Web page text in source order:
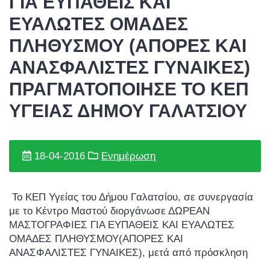
ΕΥΑΛΩΤΕΣ ΟΜΑΔΕΣ
ΠΛΗΘΥΣΜΟΥ (ΑΠΟΡΕΣ ΚΑΙ
ΑΝΑΣΦΑΛΙΣΤΕΣ ΓΥΝΑΙΚΕΣ)
ΠΡΑΓΜΑΤΟΠΟΙΗΣΕ ΤΟ ΚΕΠ
ΥΓΕΙΑΣ ΔΗΜΟΥ ΓΑΛΑΤΣΙΟΥ
18-04-2016 Ενημέρωση
Το ΚΕΠ Υγείας του Δήμου Γαλατσίου, σε συνεργασία
με το Κέντρο Μαστού διοργάνωσε ΔΩΡΕΑΝ
ΜΑΣΤΟΓΡΑΦΙΕΣ ΓΙΑ ΕΥΠΑΘΕΙΣ ΚΑΙ ΕΥΑΛΩΤΕΣ
ΟΜΑΔΕΣ ΠΛΗΘΥΣΜΟΥ(ΑΠΟΡΕΣ ΚΑΙ
ΑΝΑΣΦΑΛΙΣΤΕΣ ΓΥΝΑΙΚΕΣ), μετά από πρόσκληση